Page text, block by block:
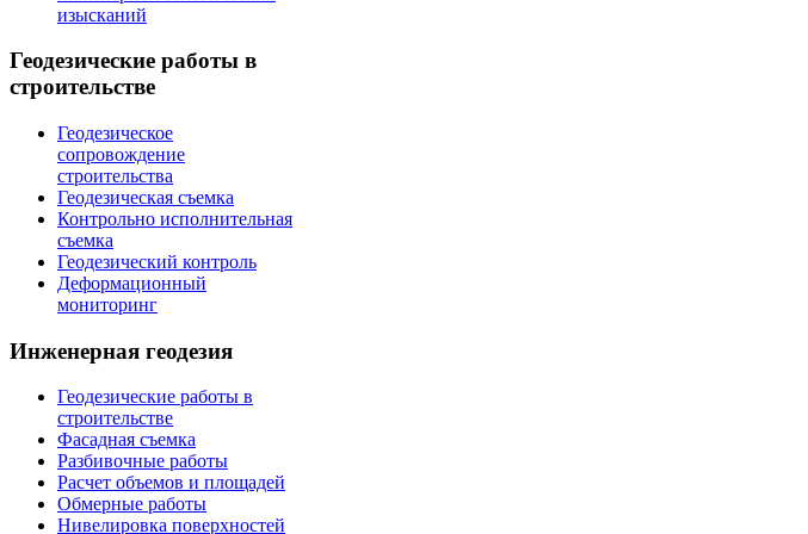
изысканий
Геодезические работы в
строительстве
Геодезическое
сопровождение
строительства
Геодезическая съемка
Контрольно исполнительная
съемка
Геодезический контроль
Деформационный
мониторинг
Инженерная геодезия
Геодезические работы в
строительстве
Фасадная съемка
Разбивочные работы
Расчет объемов и площадей
Обмерные работы
Нивелировка поверхностей